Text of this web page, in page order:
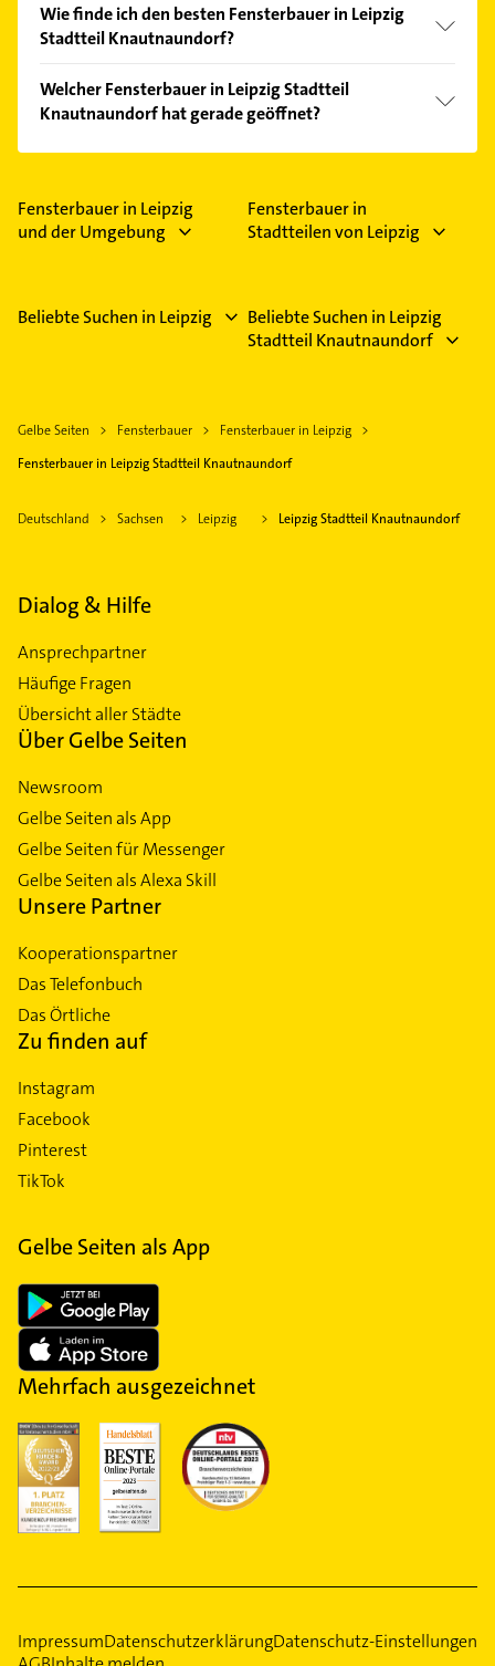
Wie finde ich den besten Fensterbauer in Leipzig
Stadtteil Knautnaundorf?
Kundenmeinungen und profitieren Sie von den
Empfehlungen. Die Suchergebnisse können Sie sich
einfach nachBewertungensortiert anzeigen lassen.
Welcher Fensterbauer in Leipzig Stadtteil
Knautnaundorf hat gerade geöffnet?
Im Anbieter-Bereich finden Sie alleÖffnungszeiten.
Feiertagen abweichen können.
Fensterbauer in Leipzig
und der Umgebung
Fensterbauer in
Stadtteilen von Leipzig
Beliebte Suchen in Leipzig
Beliebte Suchen in Leipzig
Stadtteil Knautnaundorf
Gelbe Seiten Fensterbauer
Fensterbauer in Leipzig
Fensterbauer in Leipzig Stadtteil Knautnaundorf
Deutschland Sachsen Leipzig Leipzig Stadtteil Knautnaundorf
Dialog & Hilfe
Ansprechpartner
Häufige Fragen
Übersicht aller Städte
Über Gelbe Seiten
Newsroom
Gelbe Seiten als App
Gelbe Seiten für Messenger
Gelbe Seiten als Alexa Skill
Unsere Partner
Kooperationspartner
Das Telefonbuch
Das Örtliche
Zu finden auf
Instagram
Facebook
Pinterest
TikTok
Gelbe Seiten als App
Mehrfach ausgezeichnet
ImpressumDatenschutzerklärungDatenschutz-Einstellungen